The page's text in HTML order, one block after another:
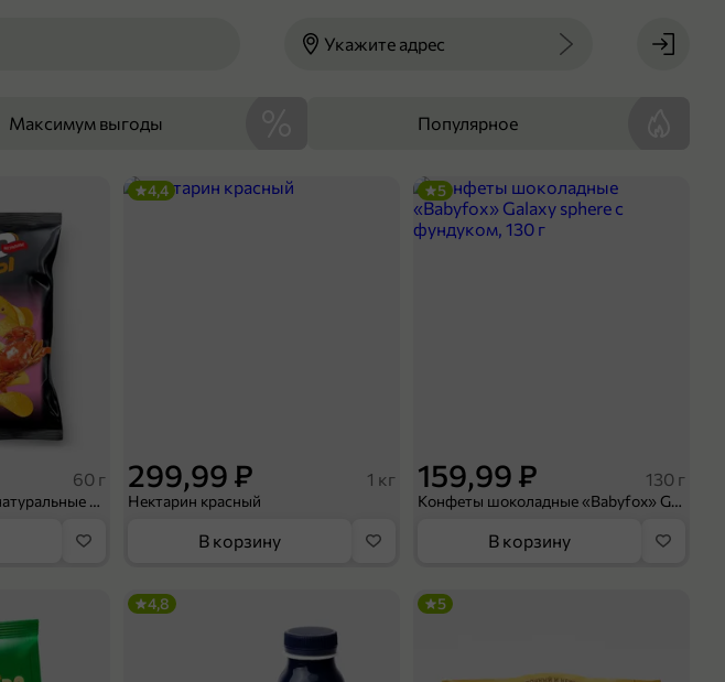
Укажите адрес
Максимум выгоды Популярное
60 г
Чипсы «PRO-Чипсы» натуральные картофельные со вкусом краба, 60 г
299,99 ₽ 1 кг
Нектарин красный
4,4
В корзину
159,99 ₽ 130 г
Конфеты шоколадные «Babyfox» Galaxy sphere с фундуком, 130 г
5
В корзину
4,8 5